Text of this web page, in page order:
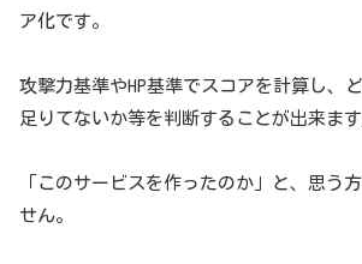
ア化です。
攻撃力基準やHP基準でスコアを計算し、
足りてないか等を判断することが出来ます
「このサービスを作ったのか」と、思う
せん。